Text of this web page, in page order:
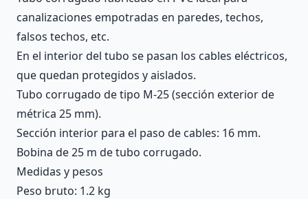
canalizaciones empotradas en paredes, techos,
falsos techos, etc.
En el interior del tubo se pasan los cables eléctricos,
que quedan protegidos y aislados.
Tubo corrugado de tipo M-25 (sección exterior de
métrica 25 mm).
Sección interior para el paso de cables: 16 mm.
Bobina de 25 m de tubo corrugado.
Medidas y pesos
Peso bruto: 1.2 kg